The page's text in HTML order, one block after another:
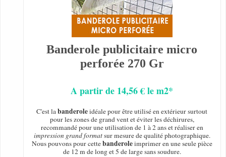
Banderole publicitaire micro
perforée 270 Gr
A partir de 14,56 € le m2*
C'est labanderoleidéale pour être utilisé en extérieur surtout
pour les zones de grand vent et éviter les déchirures,
recommandé pour une utilisation de 1 à 2 ans et réaliser en
impression grand formatsur mesure de qualité photographique.
Nous pouvons pour cettebanderoleimprimer en une seule pièce
de 12 m de long et 5 de large sans soudure.